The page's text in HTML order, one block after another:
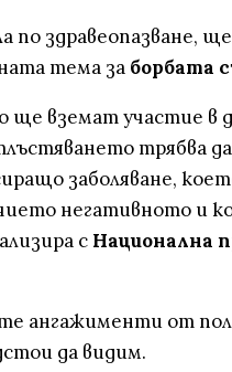
по здравеопазване, ще
тема за борбата
вземат участие в
трябва
заболяване,
негативното и
с Национална
ангажименти от
да видим.